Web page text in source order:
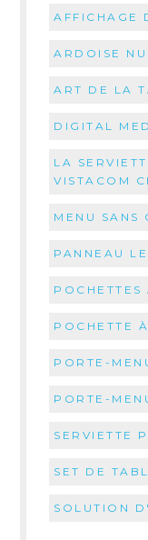
AFFICHAGE
ARDOISE
ART DE LA
DIGITAL
LA
VISTACOM
MENU SANS
PANNEAU
POCHETTES
POCHETTE
PORTE-
PORTE-
SERVIETTE
SET DE
SOLUTION